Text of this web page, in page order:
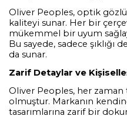
Oliver Peoples, optik
kaliteyi sunar. Her bir
mükemmel bir uyum
Bu sayede, sadece şıklığı
da sunar.
Zarif Detaylar ve
Oliver Peoples, her
olmuştur. Markanın
tasarımlarına zarif bir